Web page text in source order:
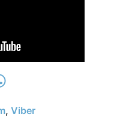
, Viber